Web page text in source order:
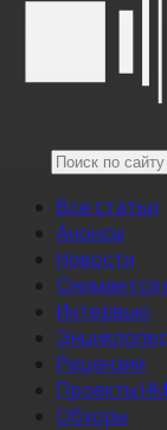
Все статьи
Анонсы
Новости
Снимается
Интервью
Рецензии
Проекты
Обзоры